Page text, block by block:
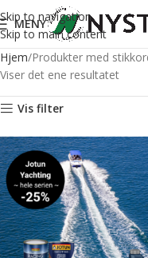
Skip to navigation
Skip to main content
MENY
Hjem Produkter med
Viser det ene resultatet
Vis filter